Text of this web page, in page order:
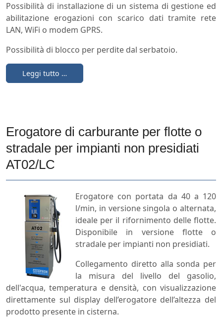
Possibilità di installazione di un sistema di gestione ed
abilitazione erogazioni con scarico dati tramite rete
LAN, WiFi o modem GPRS.
Possibilità di blocco per perdite dal serbatoio.
Leggi tutto …
Erogatore di carburante per flotte o
stradale per impianti non presidiati
AT02/LC
Erogatore con portata da 40 a 120
l/min, in versione singola o alternata,
ideale per il rifornimento delle flotte.
Disponibile in versione flotte o
stradale per impianti non presidiati.
Collegamento diretto alla sonda per
la misura del livello del gasolio,
dell'acqua, temperatura e densità, con visualizzazione
direttamente sul display dell’erogatore dell’altezza del
prodotto presente in cisterna.